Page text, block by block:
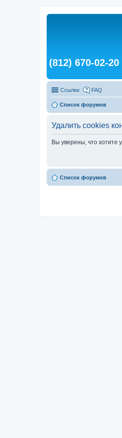
(812) 670-02-20
Ссылки FAQ
Список форумов
Удалить cookies
Вы уверены, что хотите
Список форумов